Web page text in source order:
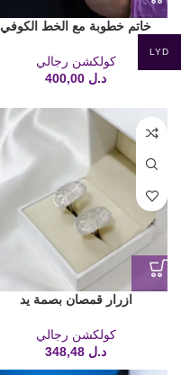
خاتم خطوبة مع الخط الكوفي
كولكشن رجالي
د.ل
ازرار قمصان بصمة يد
كولكشن رجالي
د.ل
LYD